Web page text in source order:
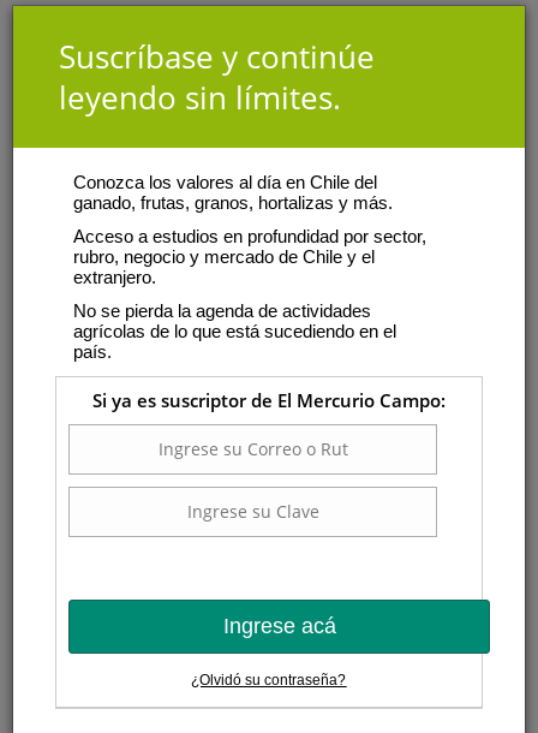
Suscríbase y continúe
leyendo sin límites.
Conozca los valores al día en Chile del
ganado, frutas, granos, hortalizas y más.
Acceso a estudios en profundidad por sector,
rubro, negocio y mercado de Chile y el
extranjero.
No se pierda la agenda de actividades
agrícolas de lo que está sucediendo en el
país.
Si ya es suscriptor de El Mercurio Campo:
Ingrese acá
¿Olvidó su contraseña?